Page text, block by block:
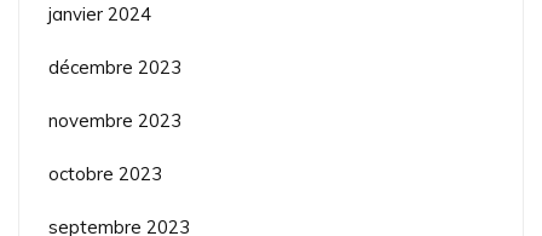
janvier 2024
décembre 2023
novembre 2023
octobre 2023
septembre 2023